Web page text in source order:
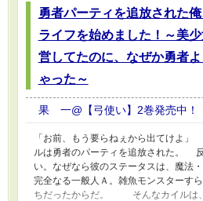
勇者パーティを追放された
ライフを始めました！～美
営してたのに、なぜか勇者
ゃった～
果 一@【弓使い】2巻発売中！
「お前、もう要らねぇから出てけよ
ルは勇者のパーティを追放された。
い。なぜなら彼のステータスは、魔法
完全なる一般人Ａ。雑魚モンスターす
ちだったからだ。 そんなカイルは